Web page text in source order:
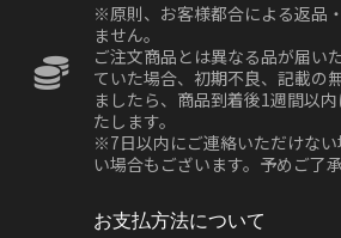
※原則、お客様都合による返品
ません。
ご注文商品とは異なる品が届い
ていた場合、初期不良、記載の
ましたら、商品到着後1週間以
たします。
※7日以内にご連絡いただけな
い場合もございます。予めご了
お支払方法について